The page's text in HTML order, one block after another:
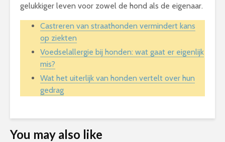
gelukkiger leven voor zowel de hond als de eigenaar.
Castreren van straathonden vermindert kans
op ziekten
Voedselallergie bij honden: wat gaat er eigenlijk
mis?
Wat het uiterlijk van honden vertelt over hun
gedrag
You may also like